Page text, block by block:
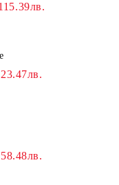
23.47лв.
58.48лв.